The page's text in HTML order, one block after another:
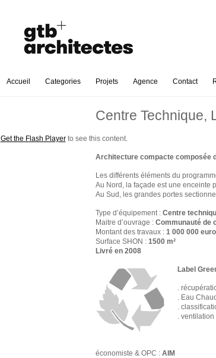
Accueil Categories Projets Agence Contact
Centre Technique,
Get the Flash Playerto see this content.
Architecture compacte composée
Les différents éléments du
Au Nord, la façade est une enceinte
Au Sud, les grandes portes
Type d’équipement : Centre
Maitre d’ouvrage : Communauté de
Montant des travaux : 1 000 000
Surface SHON : 1500 m²
Livré en 2008
Label
.
. Eau
.
.
économiste & OPC :AIM